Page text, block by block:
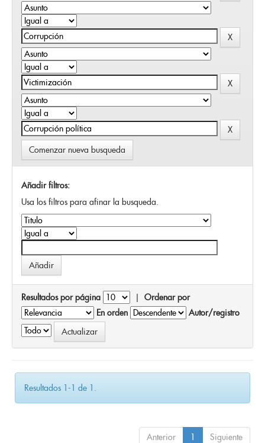
Comenzar nueva busqueda
Añadir filtros:
Usa los filtros para afinar la busqueda.
Resultados por página | Ordenar por
En orden
Autor/registro
Resultados 1-1 de 1.
Anterior 1 Siguiente